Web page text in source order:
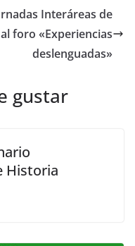
n
Interáreas de
foro «Experiencias
deslenguadas»
gustar
Historia